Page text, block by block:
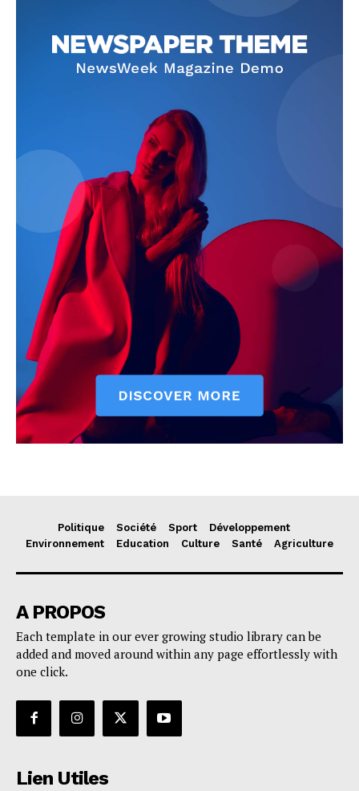
Politique Société Sport
Développement
Environnement
Education Culture Santé Agriculture
A PROPOS
Each template in our ever growing studio library can be
added and moved around within any page effortlessly with
one click.
Lien Utiles